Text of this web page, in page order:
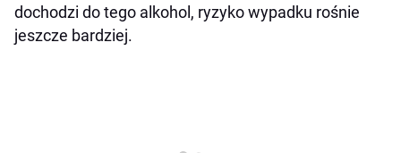
dochodzi do tego alkohol, ryzyko wypadku rośnie
jeszcze bardziej.